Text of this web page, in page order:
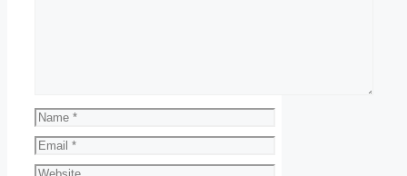
Name
Email
Website